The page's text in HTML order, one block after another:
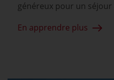
généreux pour un
En apprendre plus